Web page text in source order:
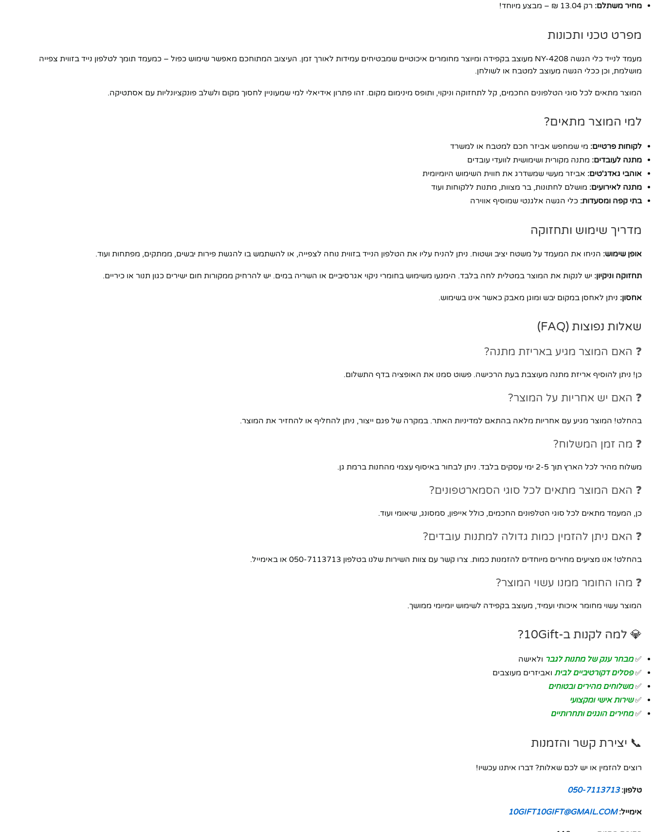
מחיר משתלם: רק 13.04 ₪ – מבצע מיוחד!
מפרט טכני ותכונות
מעמד לנייד כלי הגשה NY-4208 מעוצב בקפידה ומיוצר מחומרים איכוטיים שמבטיחים עמידות לאורך זמן. העיצוב המתוחכם מאפשר שימוש כפול – כמעמד תומך לטלפון נייד בזווית צפייה
מושלמת, וכן ככלי הגשה מעוצב למטבח או לשולחן.
המוצר מתאים לכל סוגי הטלפונים החכמים, קל לתחזוקה וניקוי, ותופס מינימום מקום. זהו פתרון אידיאלי למי שמעוניין לחסוך מקום ולשלב פונקציונליות עם אסתטיקה.
למי המוצר מתאים?
לקוחות פרטיים: מי שמחפש אביזר חכם למטבח או למשרד
מתנה לעובדים: מתנה מקורית ושימושית לוועדי עובדים
אוהבי גאדג'טים: אביזר מעשי שמשדרג את חווית השימוש היומיומית
מתנה לאירועים: מושלם לחתונות, בר מצוות, מתנות ללקוחות ועוד
בתי קפה ומסעדות: כלי הגשה אלגנטי שמוסיף אווירה
מדריך שימוש ותחזוקה
אופן שימוש: הניחו את המעמד על משטח יציב ושטוח. ניתן להניח עליו את הטלפון הנייד בזווית נוחה לצפייה, או להשתמש בו להגשת פירות יבשים, ממתקים, מפתחות ועוד.
תחזוקה וניקיון: יש לנקות את המוצר במטלית לחה בלבד. הימנעו משימוש בחומרי ניקוי אגרסיביים או השריה במים. יש להרחיק ממקורות חום ישירים כגון תנור או כיריים.
אחסון: ניתן לאחסן במקום יבש ומוגן מאבק כאשר אינו בשימוש.
שאלות נפוצות (FAQ)
❓ האם המוצר מגיע באריזת מתנה?
כן! ניתן להוסיף אריזת מתנה מעוצבת בעת הרכישה. פשוט סמנו את האופציה בדף התשלום.
❓ האם יש אחריות על המוצר?
בהחלט! המוצר מגיע עם אחריות מלאה בהתאם למדיניות האתר. במקרה של פגם ייצור, ניתן להחליף או להחזיר את המוצר.
❓ מה זמן המשלוח?
משלוח מהיר לכל הארץ תוך 2-5 ימי עסקים בלבד. ניתן לבחור באיסוף עצמי מהחנות ברמת גן.
❓ האם המוצר מתאים לכל סוגי הסמארטפונים?
כן, המעמד מתאים לכל סוגי הטלפונים החכמים, כולל אייפון, סמסונג, שיאומי ועוד.
❓ האם ניתן להזמין כמות גדולה למתנות עובדים?
בהחלט! אנו מציעים מחירים מיוחדים להזמנות כמות. צרו קשר עם צוות השירות שלנו בטלפון 050-7113713 או באימייל.
❓ מהו החומר ממנו עשוי המוצר?
המוצר עשוי מחומר איכותי ועמיד, מעוצב בקפידה לשימוש יומיומי ממושך.
💎 למה לקנות ב-10Gift?
✅מבחר ענק של מתנות לגבר ולאישה
✅פסלים דקורטיביים לבית ואביזרים מעוצבים
✅משלוחים מהירים ובטוחים
✅שירות אישי ומקצועי
✅מחירים הוגנים ותחרותיים
📞 יצירת קשר והזמנות
רוצים להזמין או יש לכם שאלות? דברו איתנו עכשיו!
טלפון: 050-7113713
אימייל: 10GIFT10GIFT@GMAIL.COM
אינסטגרם
יוטיוב